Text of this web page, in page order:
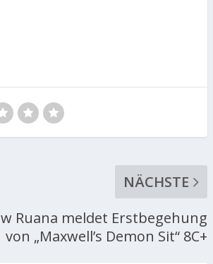
NÄCHSTE
Ruana meldet Erstbegehung
von „Maxwell’s Demon Sit“ 8C+